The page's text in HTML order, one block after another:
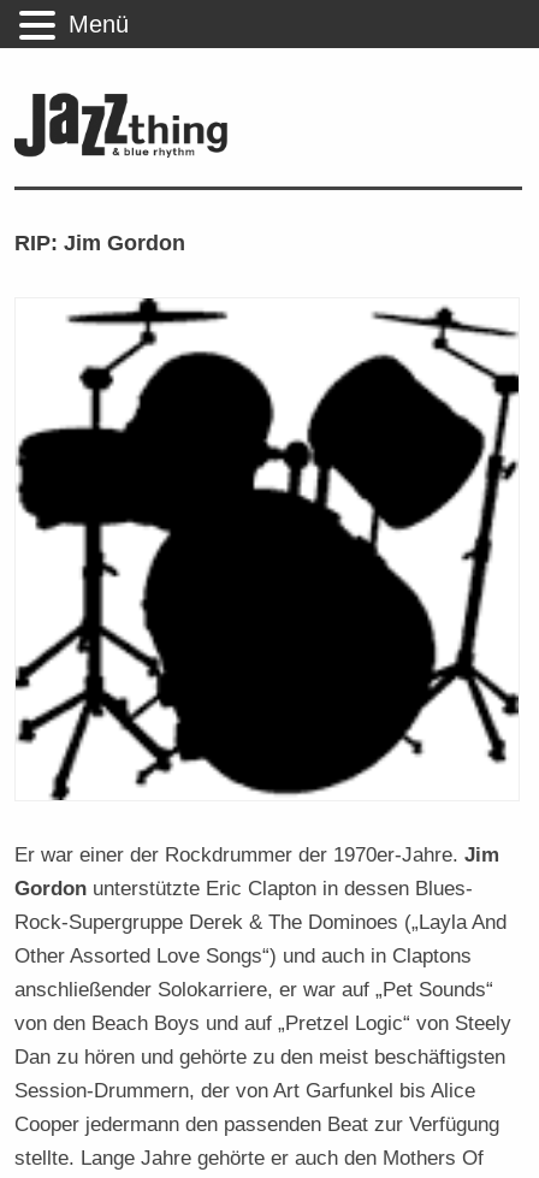
RIP: Jim Gordon
Er war einer der Rockdrummer der 1970er-Jahre.Jim
Gordon unterstützte Eric Clapton in dessen Blues-
Rock-Supergruppe Derek & The Dominoes („Layla And
Other Assorted Love Songs“) und auch in Claptons
anschließender Solokarriere, er war auf „Pet Sounds“
von den Beach Boys und auf „Pretzel Logic“ von Steely
Dan zu hören und gehörte zu den meist beschäftigsten
Session-Drummern, der von Art Garfunkel bis Alice
Cooper jedermann den passenden Beat zur Verfügung
stellte. Lange Jahre gehörte er auch den Mothers Of
Menü